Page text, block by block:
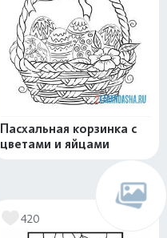
Пасхальная корзинка с
цветами и яйцами
420